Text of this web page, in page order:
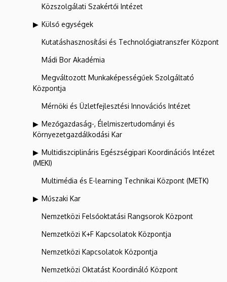
Közszolgálati Szakértői Intézet
Külső egységek
Kutatáshasznosítási és Technológiatranszfer Központ
Mádi Bor Akadémia
Megváltozott Munkaképességűek Szolgáltató
Központja
Mérnöki és Üzletfejlesztési Innovációs Intézet
Mezőgazdaság-, Élelmiszertudományi és
Környezetgazdálkodási Kar
Multidiszciplináris Egészségipari Koordinációs Intézet
(MEKI)
Multimédia és E-learning Technikai Központ (METK)
Műszaki Kar
Nemzetközi Felsőoktatási Rangsorok Központ
Nemzetközi K+F Kapcsolatok Központja
Nemzetközi Kapcsolatok Központja
Nemzetközi Oktatást Koordináló Központ